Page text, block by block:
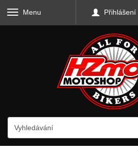
Menu Přihlášení